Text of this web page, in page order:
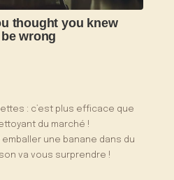
: c’est plus efficace que
du marché !
une banane dans du
va vous surprendre !